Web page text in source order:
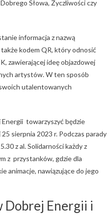
Słowa, Życzliwości czy
informacja z nazwą
kodem QR, który odnosić
zawierającej ideę objazdowej
artystów. W ten sposób
utalentowanych
towarzyszyć będzie
sierpnia 2023 r. Podczas parady
z al. Solidarności każdy z
z przystanków, gdzie dla
animacje, nawiązujące do jego
Dobrej Energii i